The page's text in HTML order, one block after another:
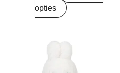
opties
Oorspronkelijke
was:
€7,86.